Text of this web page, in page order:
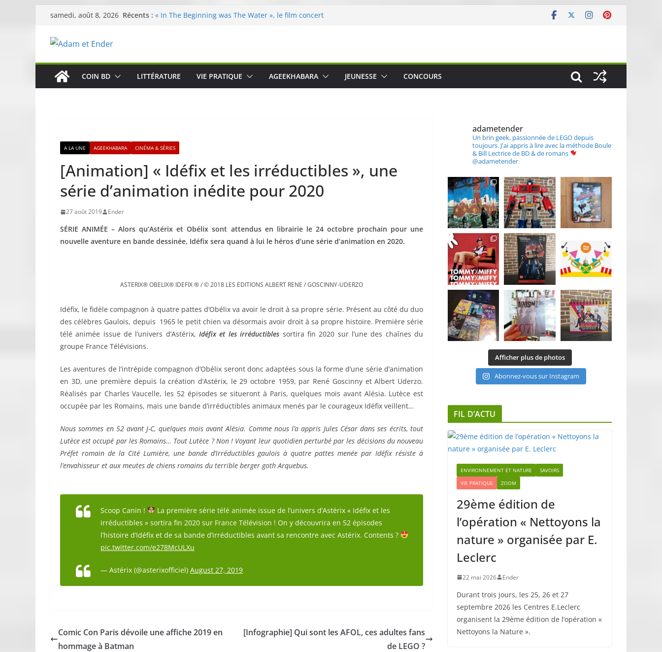
Passer
contenu
samedi, août 8, 2026 Récents : « In The Beginning was The Water », le film concert
original pour éveiller les sens des tout-petits
29ème édition de l’opération « Nettoyons la nature »
COIN BD LITTÉRATURE VIE PRATIQUE AGEEKHABARA JEUNESSE CONCOURS
A LA UNE AGEEKHABARA CINÉMA & SÉRIES
[Animation] « Idéfix et les irréductibles », une
série d’animation inédite pour 2020
27 août 2019 Ender
SÉRIE ANIMÉE –Alors qu’Astérix et Obélix sont attendus en librairie le 24 octobre prochain pour une
nouvelle aventure en bande dessinée, Idéfix sera quand à lui le héros d’une série d’animation en 2020.
ASTERIX® OBELIX® IDEFIX ® / © 2018 LES EDITIONS ALBERT RENE / GOSCINNY-UDERZO
Idéfix, le fidèle compagnon à quatre pattes d’Obélix va avoir le droit à sa propre série. Présent au côté du duo
des célèbres Gaulois, depuis 1965 le petit chien va désormais avoir droit à sa propre histoire. Première série
télé animée issue de l’univers d’Astérix,Idéfix et les irréductibles sortira fin 2020 sur l’une des chaînes du
groupe France Télévisions.
Les aventures de l’intrépide compagnon d’Obélix seront donc adaptées sous la forme d’une série d’animation
en 3D, une première depuis la création d’Astérix, le 29 octobre 1959, par René Goscinny et Albert Uderzo.
Réalisés par Charles Vaucelle, les 52 épisodes se situeront à Paris, quelques mois avant Alésia. Lutèce est
occupée par les Romains, mais une bande d’irréductibles animaux menés par le courageux Idéfix veillent…
Nous sommes en 52 avant J-C, quelques mois avant Alésia. Comme nous l’a appris Jules César dans ses écrits, tout
Lutèce est occupé par les Romains… Tout Lutèce ? Non ! Voyant leur quotidien perturbé par les décisions du nouveau
Préfet romain de la Cité Lumière, une bande d’irréductibles gaulois à quatre pattes menée par Idéfix résiste à
l’envahisseur et aux meutes de chiens romains du terrible berger goth Arquebus.
Scoop Canin !
La première série télé animée issue de l’univers d’Astérix « Idéfix et les
irréductibles » sortira fin 2020 sur France Télévision ! On y découvrira en 52 épisodes
l’histoire d’Idéfix et de sa bande d’irréductibles avant sa rencontre avec Astérix. Contents ?
pic.twitter.com/e278McULXu
— Astérix (@asterixofficiel) August 27, 2019
Comic Con Paris dévoile une affiche 2019 en
hommage à Batman
[Infographie] Qui sont les AFOL, ces adultes fans
de LEGO ?
adametender
Un brin geek, passionnée de LEGO depuis
toujours. J'ai appris à lire avec la méthode Boule
& Bill Lectrice de BD & de romans
@adametender
Afficher plus de photos
Abonnez-vous sur Instagram
FIL D’ACTU
ENVIRONNEMENT ET NATURE
SAVOIRS
VIE PRATIQUE
ZOOM
29ème édition de
l’opération « Nettoyons la
nature » organisée par E.
Leclerc
22 mai 2026 Ender
Durant trois jours, les 25, 26 et 27
septembre 2026 les Centres E.Leclerc
organisent la 29ème édition de l’opération «
Nettoyons la Nature ».